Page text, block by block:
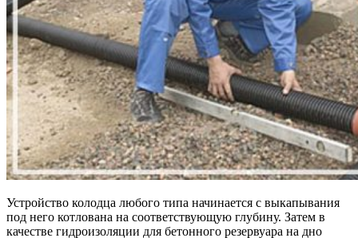
Устройство колодца любого типа начинается с выкапывания
под него котлована на соответствующую глубину. Затем в
качестве гидроизоляции для бетонного резервуара на дно